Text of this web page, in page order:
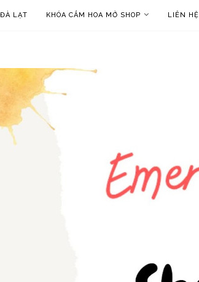
ĐÀ LẠT KHÓA CẮM HOA MỞ SHOP LIÊN HỆ